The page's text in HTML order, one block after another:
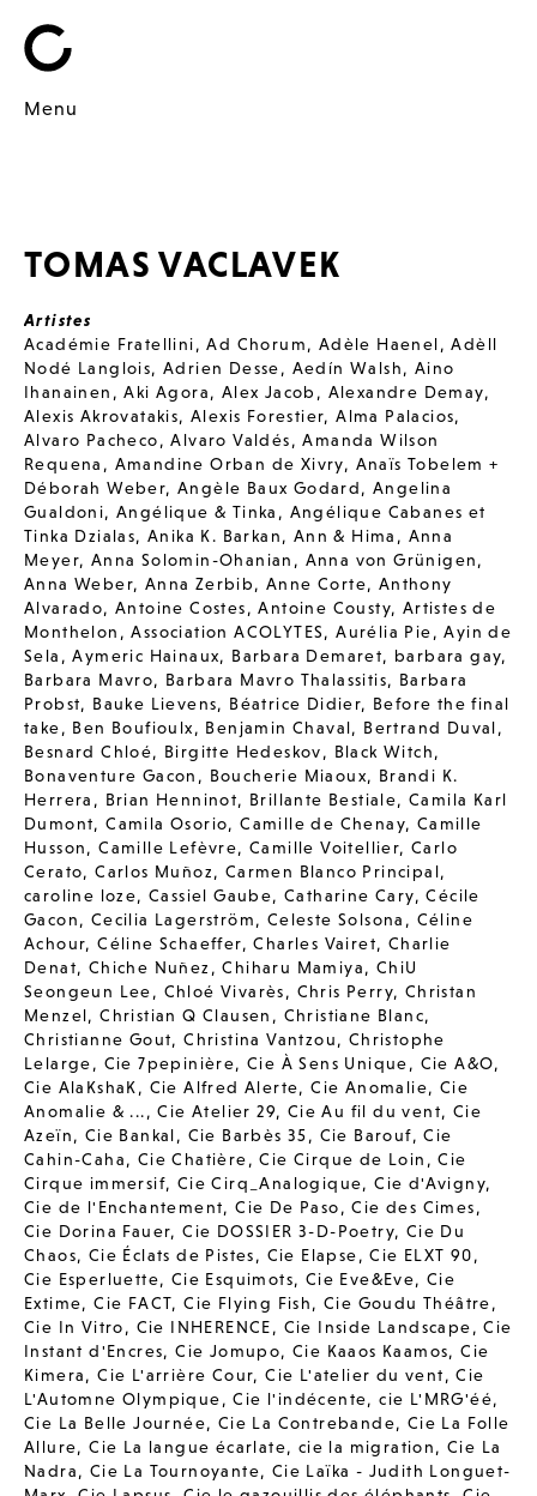
Menu
TOMAS VACLAVEK
Artistes
Académie Fratellini,Ad Chorum, Adèle Haenel,Adèll
Nodé Langlois,Adrien Desse, Aedín Walsh, Aino
Ihanainen ,Aki Agora, Alex Jacob , Alexandre Demay,
Alexis Akrovatakis,Alexis Forestier,Alma Palacios,
Alvaro Pacheco,Alvaro Valdés,Amanda Wilson
Requena , Amandine Orban de Xivry, Anaïs Tobelem +
Déborah Weber,Angèle Baux Godard,Angelina
Gualdoni,Angélique & Tinka , Angélique Cabanes et
Tinka Dzialas,Anika K. Barkan, Ann & Hima , Anna
Meyer, Anna Solomin-Ohanian , Anna von Grünigen,
Anna Weber, Anna Zerbib,Anne Corte, Anthony
Alvarado,Antoine Costes,Antoine Cousty, Artistes de
Monthelon ,Association ACOLYTES,Aurélia Pie,Ayin de
Sela ,Aymeric Hainaux, Barbara Demaret, barbara gay,
Barbara Mavro, Barbara Mavro Thalassitis, Barbara
Probst, Bauke Lievens, Béatrice Didier, Before the final
take, Ben Boufioulx, Benjamin Chaval, Bertrand Duval,
Besnard Chloé, Birgitte Hedeskov, Black Witch,
Bonaventure Gacon , Boucherie Miaoux, Brandi K.
Herrera , Brian Henninot, Brillante Bestiale,Camila Karl
Dumont,Camila Osorio,Camille de Chenay, Camille
Husson,Camille Lefèvre,Camille Voitellier,Carlo
Cerato,Carlos Muñoz, Carmen Blanco Principal,
caroline loze,Cassiel Gaube,Catharine Cary,Cécile
Gacon, Cecilia Lagerström, Celeste Solsona , Céline
Achour,Céline Schaeffer,Charles Vairet, Charlie
Denat, Chiche Nuñez ,Chiharu Mamiya, ChiU
Seongeun Lee, Chloé Vivarès, Chris Perry, Christan
Menzel,Christian Q Clausen , Christiane Blanc,
Christianne Gout,Christina Vantzou, Christophe
Lelarge, Cie 7pepinière,Cie À Sens Unique, Cie A&O,
Cie AlaKshaK, Cie Alfred Alerte,Cie Anomalie, Cie
Anomalie & ...,Cie Atelier 29, Cie Au fil du vent, Cie
Azeïn, Cie Bankal, Cie Barbès 35, Cie Barouf,Cie
Cahin-Caha, Cie Chatière,Cie Cirque de Loin ,Cie
Cirque immersif, Cie Cirq_Analogique,Cie d'Avigny,
Cie de l'Enchantement,Cie De Paso,Cie des Cimes,
Cie Dorina Fauer,Cie DOSSIER 3-D-Poetry, Cie Du
Chaos, Cie Éclats de Pistes, Cie Elapse,Cie ELXT 90,
Cie Esperluette, Cie Esquimots, Cie Eve&Eve,Cie
Extime,Cie FACT,Cie Flying Fish,Cie Goudu Théâtre,
Cie In Vitro, Cie INHERENCE, Cie Inside Landscape,Cie
Instant d'Encres,Cie Jomupo,Cie Kaaos Kaamos,Cie
Kimera,Cie L'arrière Cour,Cie L'atelier du vent,Cie
L'Automne Olympique,Cie l'indécente,cie L'MRG'éé,
Cie La Belle Journée, Cie La Contrebande, Cie La Folle
Allure,Cie La langue écarlate, cie la migration,Cie La
Nadra, Cie La Tournoyante, Cie Laïka - Judith Longuet-